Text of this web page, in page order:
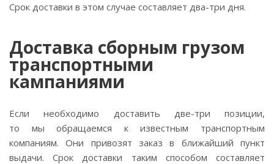
Срок доставки в этом случае составляет два-три дня.
Доставка сборным грузом
транспортными
кампаниями
Если необходимо доставить две-три позиции,
то мы обращаемся к известным транспортным
компаниям. Они привозят заказ в ближайший пункт
выдачи. Срок доставки таким способом составляет